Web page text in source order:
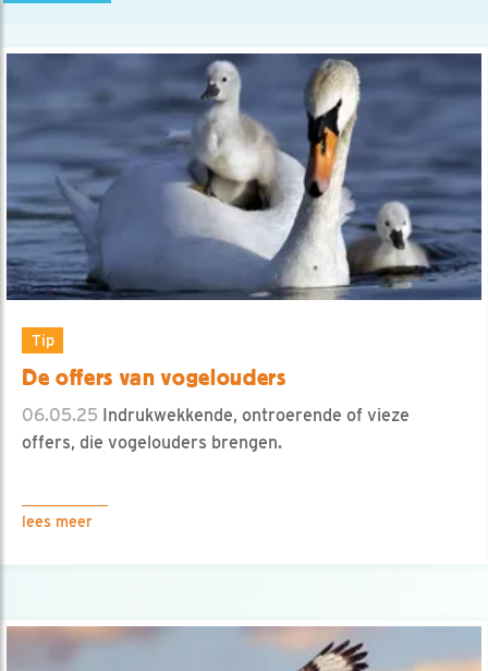
Tip
De offers van vogelouders
06.05.25 Indrukwekkende, ontroerende of vieze
offers, die vogelouders brengen.
lees meer